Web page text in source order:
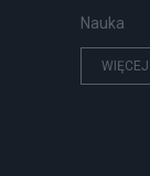
Nauka
WIĘCEJ